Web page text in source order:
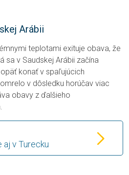
Arábii
teplotami exituje obava, že
sa v Saudskej Arábii začína
konať v spaľujúcich
v dôsledku horúčav viac
obavy z ďalšieho
aj v Turecku